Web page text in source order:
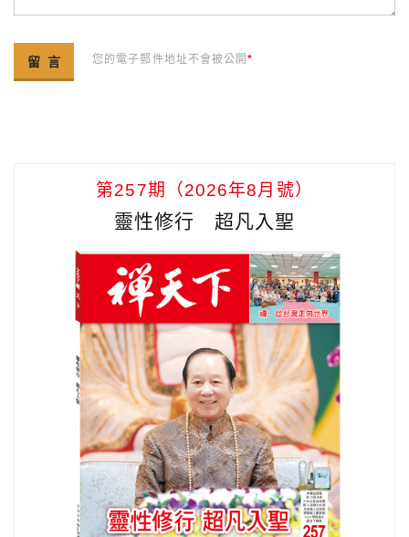
您的電子郵件地址不會被公開*
第257期（2026年8月號）
靈性修行 超凡入聖